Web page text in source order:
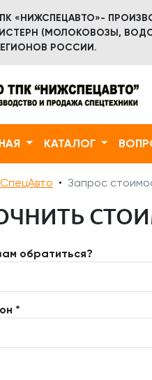
«НИЖСПЕЦАВТО»-
(МОЛОКОВОЗЫ,
РОССИИ.
КАТАЛОГ
Запрос
обратиться?
*